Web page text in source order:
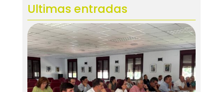
Ultimas entradas